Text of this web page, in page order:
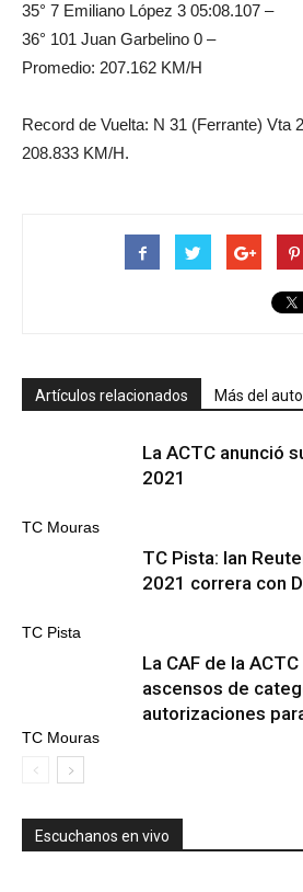
35° 7 Emiliano López 3 05:08.107 –
36° 101 Juan Garbelino 0 –
Promedio: 207.162 KM/H
Record de Vuelta: N 31 (Ferrante) Vta
208.833 KM/H.
Artículos relacionados Más del
TC Mouras
La ACTC anunció
2021
TC Pista
TC Pista: Ian
2021 correra con
TC Mouras
La CAF de la
ascensos de
autorizaciones
Escuchanos en vivo